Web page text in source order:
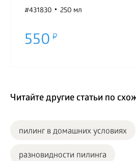
#431830 250 мл
550
Читайте другие статьи по
пилинг в домашних условиях
разновидности пилинга